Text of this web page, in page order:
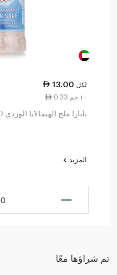
13.00 لكل
0.33 ١٠ جم
بايارا ملح الهيمالايا الوردي 400 غرام
المزيد
0
تم شراؤها معًا